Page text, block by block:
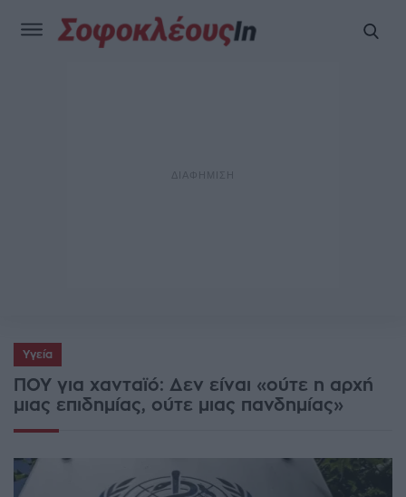
Υγεία
ΠΟΥ για χανταϊό: Δεν είναι «ούτε η αρχή
μιας επιδημίας, ούτε μιας πανδημίας»